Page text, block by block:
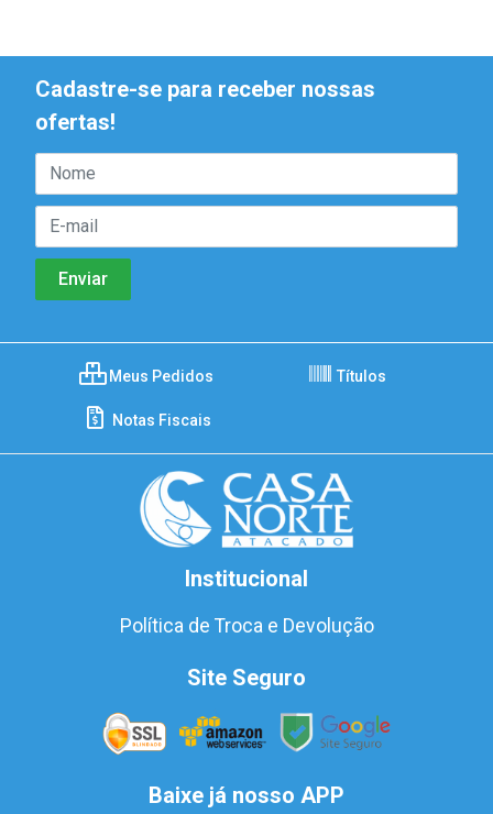
Cadastre-se para receber nossas
ofertas!
Meus Pedidos Títulos
Notas Fiscais
Institucional
Política de Troca e Devolução
Site Seguro
Baixe já nosso APP